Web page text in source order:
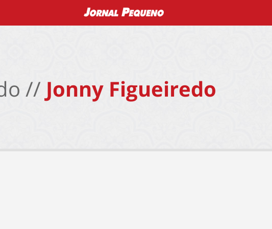
// Jonny Figueiredo